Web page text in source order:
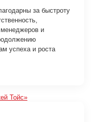
за быстроту
и
успеха и роста